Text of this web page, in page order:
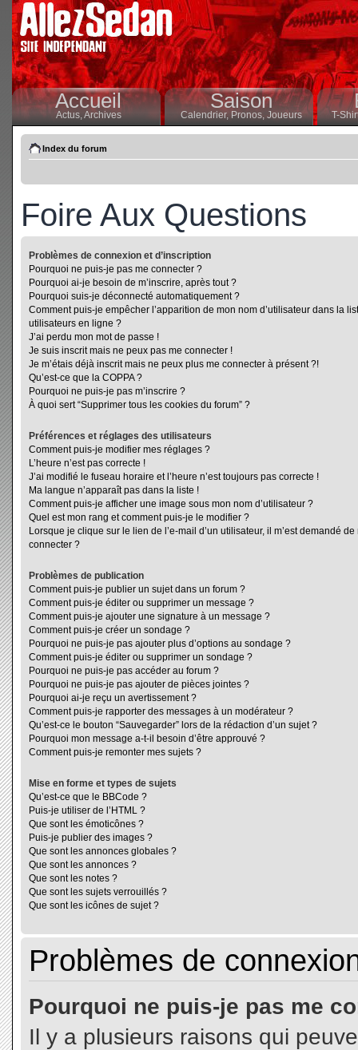
Accueil
Actus,Archives
Saison
Calendrier,Pronos, Joueurs T-
Index du forum
Foire Aux Questions
Problèmes de connexion et d’inscription
Pourquoi ne puis-je pas me connecter ?
Pourquoi ai-je besoin de m’inscrire, après tout ?
Pourquoi suis-je déconnecté automatiquement ?
Comment puis-je empêcher l’apparition de mon nom d’utilisateur dans la
utilisateurs en ligne ?
J’ai perdu mon mot de passe !
Je suis inscrit mais ne peux pas me connecter !
Je m’étais déjà inscrit mais ne peux plus me connecter à présent ?!
Qu’est-ce que la COPPA ?
Pourquoi ne puis-je pas m’inscrire ?
À quoi sert “Supprimer tous les cookies du forum” ?
Préférences et réglages des utilisateurs
Comment puis-je modifier mes réglages ?
L’heure n’est pas correcte !
J’ai modifié le fuseau horaire et l’heure n’est toujours pas correcte !
Ma langue n’apparaît pas dans la liste !
Comment puis-je afficher une image sous mon nom d’utilisateur ?
Quel est mon rang et comment puis-je le modifier ?
Lorsque je clique sur le lien de l’e-mail d’un utilisateur, il m’est demandé de
connecter ?
Problèmes de publication
Comment puis-je publier un sujet dans un forum ?
Comment puis-je éditer ou supprimer un message ?
Comment puis-je ajouter une signature à un message ?
Comment puis-je créer un sondage ?
Pourquoi ne puis-je pas ajouter plus d’options au sondage ?
Comment puis-je éditer ou supprimer un sondage ?
Pourquoi ne puis-je pas accéder au forum ?
Pourquoi ne puis-je pas ajouter de pièces jointes ?
Pourquoi ai-je reçu un avertissement ?
Comment puis-je rapporter des messages à un modérateur ?
Qu’est-ce le bouton “Sauvegarder” lors de la rédaction d’un sujet ?
Pourquoi mon message a-t-il besoin d’être approuvé ?
Comment puis-je remonter mes sujets ?
Mise en forme et types de sujets
Qu’est-ce que le BBCode ?
Puis-je utiliser de l’HTML ?
Que sont les émoticônes ?
Puis-je publier des images ?
Que sont les annonces globales ?
Que sont les annonces ?
Que sont les notes ?
Que sont les sujets verrouillés ?
Que sont les icônes de sujet ?
Problèmes de
Pourquoi ne puis-je pas me
Il y a plusieurs raisons qui